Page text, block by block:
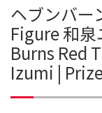
ヘブンバー
Figure 和
Burns Red
Izumi |